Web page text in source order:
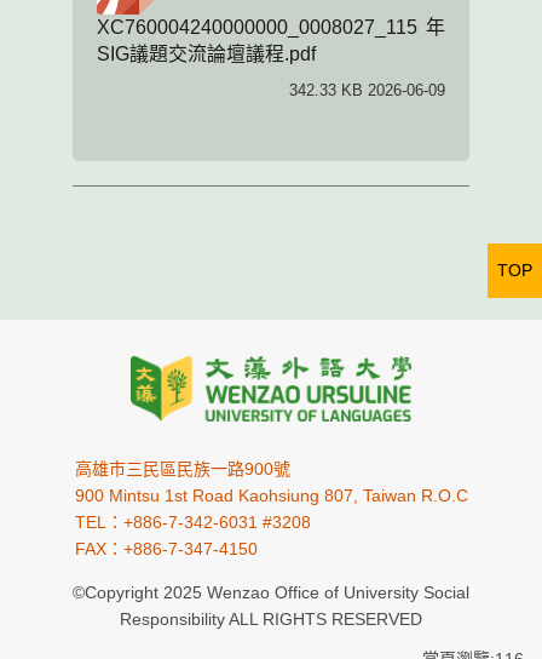
XC760004240000000_0008027_115年
SIG議題交流論壇議程.pdf
342.33 KB 2026-06-09
高雄市三民區民族一路900號
900 Mintsu 1st Road Kaohsiung 807, Taiwan R.O.C
TEL：+886-7-342-6031 #3208
FAX：+886-7-347-4150
©Copyright 2025 Wenzao Office of University Social
Responsibility ALL RIGHTS RESERVED
TOP